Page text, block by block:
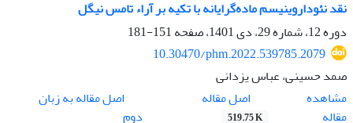
نقد نئوداروینیسم ماده‌گرایانه با تکیه بر آراء تامس نیگل
دوره 12، شماره 29، دی 1401، صفحه
151-181
10.30470/phm.2022.539785.2079
صمد حسینی، عباس یزدانی
مشاهده
مقاله
اصل مقاله
519.75 K
اصل مقاله به زبان
دوم